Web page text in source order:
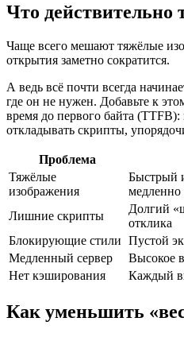
Что действительно
Чаще всего мешают тяжёлые
открытия заметно сократится.
А ведь всё почти всегда
где он не нужен. Добавьте к
время до первого байта (TTFB):
откладывать скрипты,
Проблема
Тяжёлые
изображения
Быстрый
медленно
Лишние скрипты
Долгий
отклика
Блокирующие стили Пустой
Медленный сервер
Высокое
Нет кэширования
Каждый
Как уменьшить